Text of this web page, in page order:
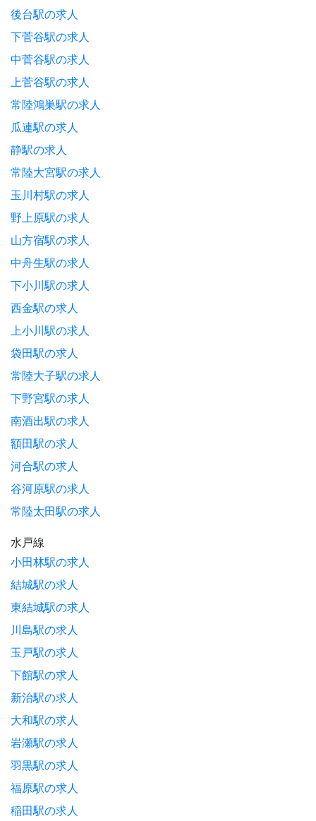
後台駅の求人
下菅谷駅の求人
中菅谷駅の求人
上菅谷駅の求人
常陸鴻巣駅の求人
瓜連駅の求人
静駅の求人
常陸大宮駅の求人
玉川村駅の求人
野上原駅の求人
山方宿駅の求人
中舟生駅の求人
下小川駅の求人
西金駅の求人
上小川駅の求人
袋田駅の求人
常陸大子駅の求人
下野宮駅の求人
南酒出駅の求人
額田駅の求人
河合駅の求人
谷河原駅の求人
常陸太田駅の求人
水戸線
小田林駅の求人
結城駅の求人
東結城駅の求人
川島駅の求人
玉戸駅の求人
下館駅の求人
新治駅の求人
大和駅の求人
岩瀬駅の求人
羽黒駅の求人
福原駅の求人
稲田駅の求人